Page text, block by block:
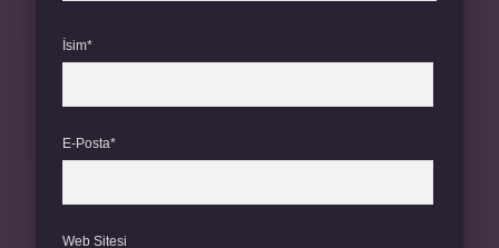
İsim*
E-Posta*
Web Sitesi